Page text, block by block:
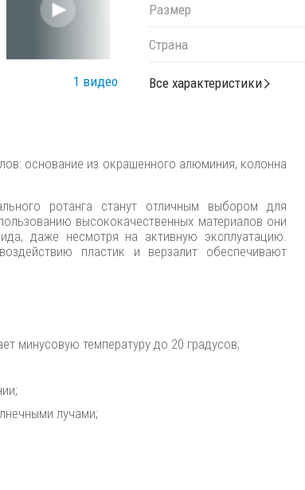
1 видео
Размер
Страна
Все характеристики
основание из окрашенного алюминия, колонна
ротанга станут отличным выбором для
высококачественных материалов они
даже несмотря на активную эксплуатацию.
пластик и верзалит обеспечивают
минусовую температуру до 20 градусов;
лучами;